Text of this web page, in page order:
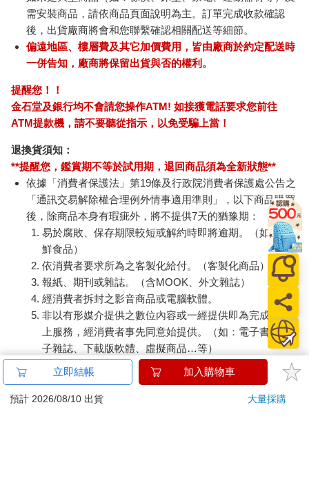
需安裝商品，請依商品頁面說明為主。訂單完成收款確認
後，出貨廠商將會和您聯繫確認相關配送等細節。
偏遠地區、樓層費及其它加價費用，皆由廠商於約定配送時
一併告知，廠商將保留出貨與否的權利。
提醒您！！
金石堂及銀行均不會請您操作ATM! 如接獲電話要求您前往
ATM提款機，請不要聽從指示，以免受騙上當！
退換貨須知：
**提醒您，鑑賞期不等於試用期，退回商品須為全新狀態**
依據「消費者保護法」第19條及行政院消費者保護處公告之
「通訊交易解除權合理例外情事適用準則」，以下商品購買
後，除商品本身有瑕疵外，將不提供7天的猶豫期：
易於腐敗、保存期限較短或解約時即將逾期。（如：生
鮮食品）
依消費者要求所為之客製化給付。（客製化商品）
報紙、期刊或雜誌。（含MOOK、外文雜誌）
經消費者拆封之影音商品或電腦軟體。
非以有形媒介提供之數位內容或一經提供即為完成之線
上服務，經消費者事先同意始提供。（如：電子書、電
子雜誌、下載版軟體、虛擬商品…等）
已拆封之個人衛生用品。（如：內衣褲、刮鬍刀、除毛
刀…等）
若非上列種類商品，均享有到貨7天的猶豫期（含例假
立即結帳 加入購物車
預計 2026/08/10 出貨 大量採購